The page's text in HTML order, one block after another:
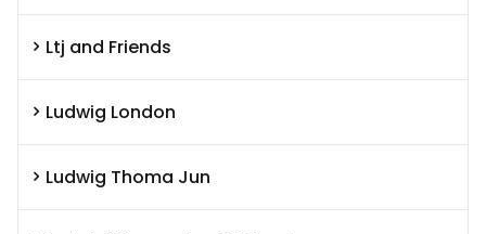
Ltj and Friends
Ludwig London
Ludwig Thoma Jun